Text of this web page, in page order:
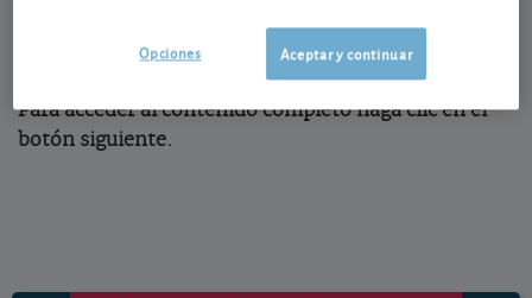
Para acceder al contenido completo haga clic en el
botón siguiente.
Aceptar y continuar
Opciones